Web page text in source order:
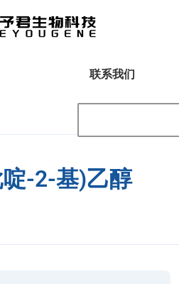
联系我们
-2-基)乙醇